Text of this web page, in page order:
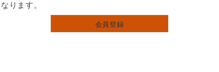
なります。
会員登録